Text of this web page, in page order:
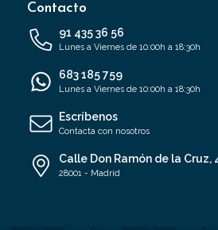
Contacto
91 435 36 56
Lunes a Viernes de 10:00h a 18:30h
683 185 759
Lunes a Viernes de 10:00h a 18:30h
Escríbenos
Contacta con nosotros
Calle Don Ramón de la Cruz,
28001 - Madrid